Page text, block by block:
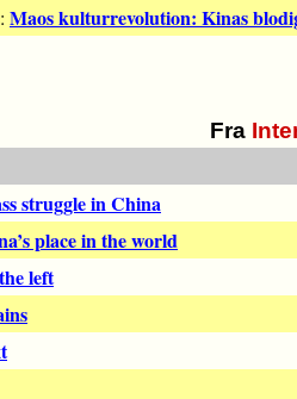
Maos kulturrevolution: Kinas
Fra
struggle in China
place in the world
left